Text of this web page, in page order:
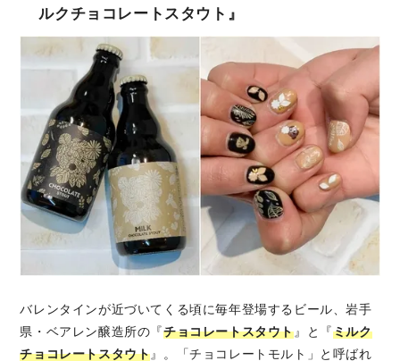
ルクチョコレートスタウト』
バレンタインが近づいてくる頃に毎年登場するビール、岩手
県・ベアレン醸造所の『チョコレートスタウト』と『ミルク
チョコレートスタウト』。「チョコレートモルト」と呼ばれ